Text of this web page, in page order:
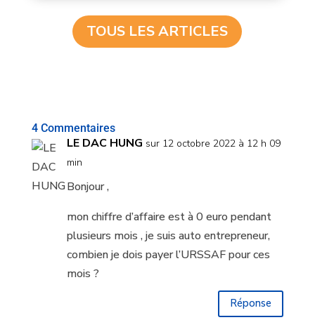
TOUS LES ARTICLES
4 Commentaires
LE DAC HUNG sur 12 octobre 2022 à 12 h 09
min
Bonjour ,
mon chiffre d’affaire est à 0 euro pendant
plusieurs mois , je suis auto entrepreneur,
combien je dois payer l’URSSAF pour ces
mois ?
Réponse